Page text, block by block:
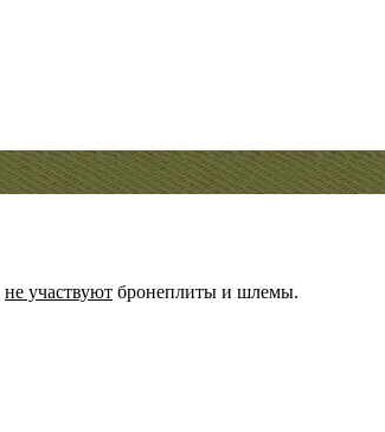
не участвуют бронеплиты и шлемы.